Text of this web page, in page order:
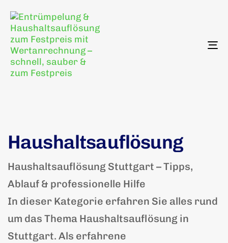
Haushaltsauflösung
Haushaltsauflösung Stuttgart – Tipps,
Ablauf & professionelle Hilfe
In dieser Kategorie erfahren Sie alles rund
um das Thema Haushaltsauflösung in
Stuttgart. Als erfahrene